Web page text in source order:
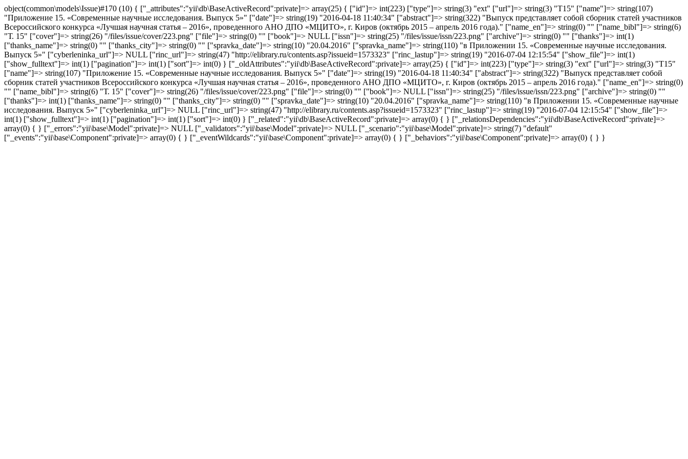
object(common\models\Issue)#170 (10) { ["_attributes":"yii\db\BaseActiveRecord":private]=> array(25) { ["id"]=> int(223) ["type"]=> string(3) "ext" ["url"]=> string(3) "T15" ["name"]=> string(107)
"Приложение 15. «Современные научные исследования. Выпуск 5»" ["date"]=> string(19) "2016-04-18 11:40:34" ["abstract"]=> string(322) "Выпуск представляет собой сборник статей участников
Всероссийского конкурса «Лучшая научная статья – 2016», проведенного АНО ДПО «МЦИТО», г. Киров (октябрь 2015 – апрель 2016 года)." ["name_en"]=> string(0) "" ["name_bibl"]=> string(6)
"Т. 15" ["cover"]=> string(26) "/files/issue/cover/223.png" ["file"]=> string(0) "" ["book"]=> NULL ["issn"]=> string(25) "/files/issue/issn/223.png" ["archive"]=> string(0) "" ["thanks"]=> int(1)
["thanks_name"]=> string(0) "" ["thanks_city"]=> string(0) "" ["spravka_date"]=> string(10) "20.04.2016" ["spravka_name"]=> string(110) "в Приложении 15. «Современные научные исследования.
Выпуск 5»" ["cyberleninka_url"]=> NULL ["rinc_url"]=> string(47) "http://elibrary.ru/contents.asp?issueid=1573323" ["rinc_lastup"]=> string(19) "2016-07-04 12:15:54" ["show_file"]=> int(1)
["show_fulltext"]=> int(1) ["pagination"]=> int(1) ["sort"]=> int(0) } ["_oldAttributes":"yii\db\BaseActiveRecord":private]=> array(25) { ["id"]=> int(223) ["type"]=> string(3) "ext" ["url"]=> string(3) "T15"
["name"]=> string(107) "Приложение 15. «Современные научные исследования. Выпуск 5»" ["date"]=> string(19) "2016-04-18 11:40:34" ["abstract"]=> string(322) "Выпуск представляет собой
сборник статей участников Всероссийского конкурса «Лучшая научная статья – 2016», проведенного АНО ДПО «МЦИТО», г. Киров (октябрь 2015 – апрель 2016 года)." ["name_en"]=> string(0)
"" ["name_bibl"]=> string(6) "Т. 15" ["cover"]=> string(26) "/files/issue/cover/223.png" ["file"]=> string(0) "" ["book"]=> NULL ["issn"]=> string(25) "/files/issue/issn/223.png" ["archive"]=> string(0) ""
["thanks"]=> int(1) ["thanks_name"]=> string(0) "" ["thanks_city"]=> string(0) "" ["spravka_date"]=> string(10) "20.04.2016" ["spravka_name"]=> string(110) "в Приложении 15. «Современные научные
исследования. Выпуск 5»" ["cyberleninka_url"]=> NULL ["rinc_url"]=> string(47) "http://elibrary.ru/contents.asp?issueid=1573323" ["rinc_lastup"]=> string(19) "2016-07-04 12:15:54" ["show_file"]=>
int(1) ["show_fulltext"]=> int(1) ["pagination"]=> int(1) ["sort"]=> int(0) } ["_related":"yii\db\BaseActiveRecord":private]=> array(0) { } ["_relationsDependencies":"yii\db\BaseActiveRecord":private]=>
array(0) { } ["_errors":"yii\base\Model":private]=> NULL ["_validators":"yii\base\Model":private]=> NULL ["_scenario":"yii\base\Model":private]=> string(7) "default"
["_events":"yii\base\Component":private]=> array(0) { } ["_eventWildcards":"yii\base\Component":private]=> array(0) { } ["_behaviors":"yii\base\Component":private]=> array(0) { } }